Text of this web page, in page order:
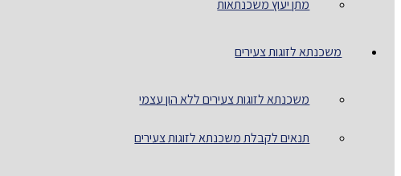
מתן יעוץ משכנתאות
משכנתא לזוגות צעירים
משכנתא לזוגות צעירים ללא הון עצמי
תנאים לקבלת משכנתא לזוגות צעירים